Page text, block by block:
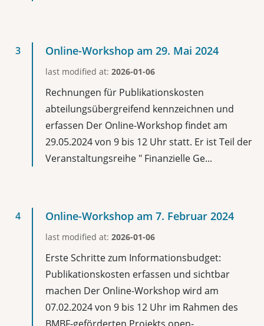
Online-Workshop am 29. Mai 2024
last modified at: 2026-01-06
Rechnungen für Publikationskosten
abteilungsübergreifend kennzeichnen und
erfassen Der Online-Workshop findet am
29.05.2024 von 9 bis 12 Uhr statt. Er ist Teil der
Veranstaltungsreihe " Finanzielle Ge...
Online-Workshop am 7. Februar 2024
last modified at: 2026-01-06
Erste Schritte zum Informationsbudget:
Publikationskosten erfassen und sichtbar
machen Der Online-Workshop wird am
07.02.2024 von 9 bis 12 Uhr im Rahmen des